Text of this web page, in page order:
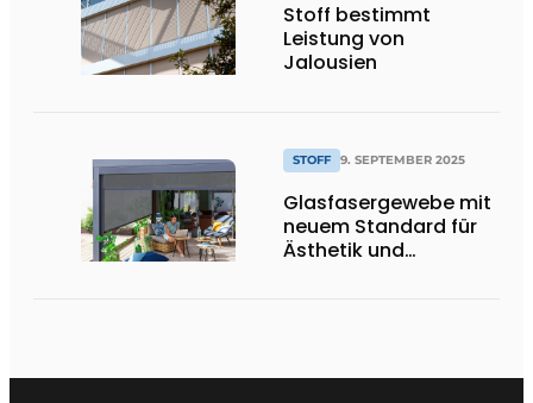
Stoff bestimmt
Leistung von
Jalousien
STOFF 9. SEPTEMBER 2025
Glasfasergewebe mit
neuem Standard für
Ästhetik und